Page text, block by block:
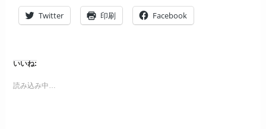
Twitter 印刷 Facebook
いいね:
読み込み中…